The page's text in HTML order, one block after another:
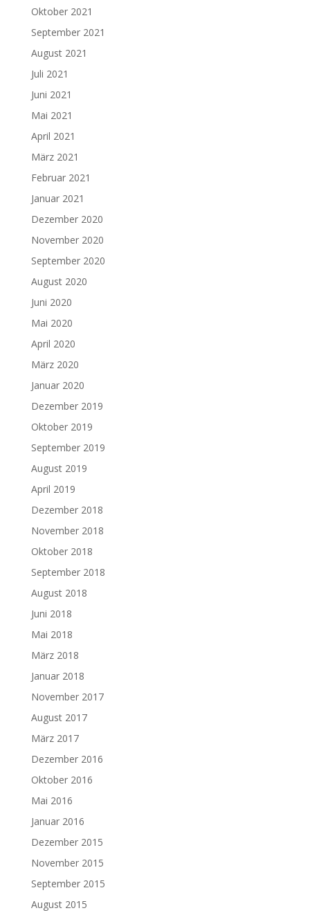
Oktober 2021
September 2021
August 2021
Juli 2021
Juni 2021
Mai 2021
April 2021
März 2021
Februar 2021
Januar 2021
Dezember 2020
November 2020
September 2020
August 2020
Juni 2020
Mai 2020
April 2020
März 2020
Januar 2020
Dezember 2019
Oktober 2019
September 2019
August 2019
April 2019
Dezember 2018
November 2018
Oktober 2018
September 2018
August 2018
Juni 2018
Mai 2018
März 2018
Januar 2018
November 2017
August 2017
März 2017
Dezember 2016
Oktober 2016
Mai 2016
Januar 2016
Dezember 2015
November 2015
September 2015
August 2015